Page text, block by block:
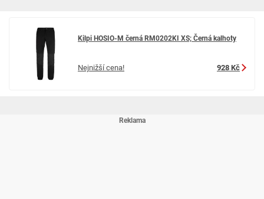
Kilpi HOSIO-M černá RM0202KI XS; Černá kalhoty
Nejnižší cena! 928 Kč